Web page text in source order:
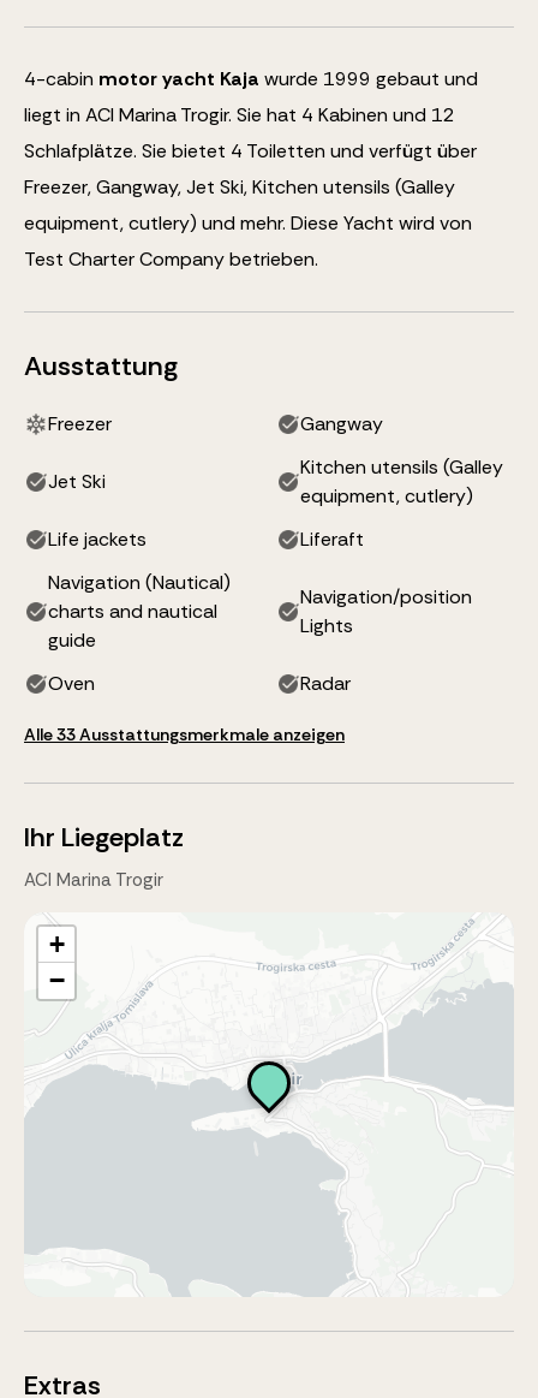
4-cabin motor yacht Kaja wurde 1999 gebaut und
liegt in ACI Marina Trogir. Sie hat 4 Kabinen und 12
Schlafplätze. Sie bietet 4 Toiletten und verfügt über
Freezer, Gangway, Jet Ski, Kitchen utensils (Galley
equipment, cutlery) und mehr. Diese Yacht wird von
Test Charter Company betrieben.
Ausstattung
Freezer Gangway
Jet Ski
Kitchen utensils (Galley
equipment, cutlery)
Life jackets
Liferaft
Navigation (Nautical)
charts and nautical
guide
Navigation/position
Lights
Oven Radar
Alle 33 Ausstattungsmerkmale anzeigen
Ihr Liegeplatz
ACI Marina Trogir
+
−
Extras